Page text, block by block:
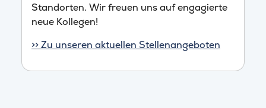
Standorten. Wir freuen uns auf engagierte
neue Kollegen!
>> Zu unseren aktuellen Stellenangeboten